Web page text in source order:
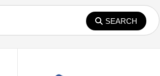
SEARCH